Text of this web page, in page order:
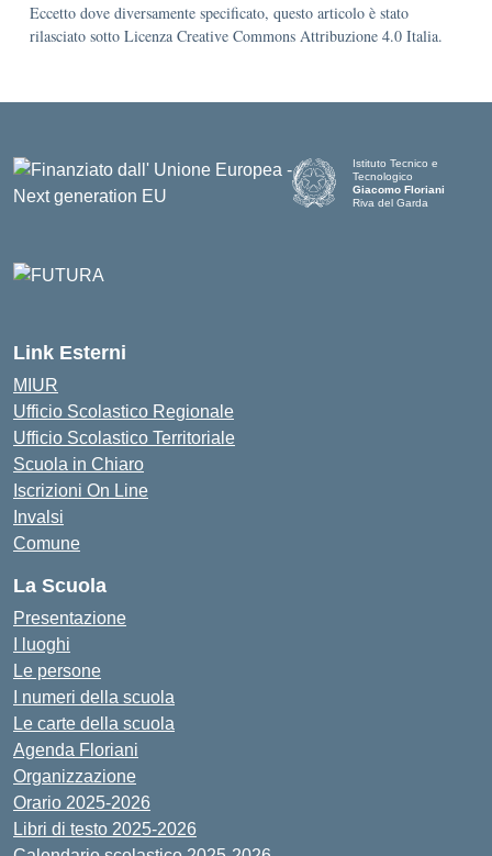
Eccetto dove diversamente specificato, questo articolo è stato
rilasciato sotto Licenza Creative Commons Attribuzione 4.0 Italia.
Istituto Tecnico e
Tecnologico
Giacomo Floriani
Riva del Garda
Link Esterni
MIUR
Ufficio Scolastico Regionale
Ufficio Scolastico Territoriale
Scuola in Chiaro
Iscrizioni On Line
Invalsi
Comune
La Scuola
Presentazione
I luoghi
Le persone
I numeri della scuola
Le carte della scuola
Agenda Floriani
Organizzazione
Orario 2025-2026
Libri di testo 2025-2026